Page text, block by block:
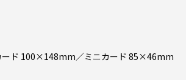
ード 100×148mm／ミニカード 85×46mm